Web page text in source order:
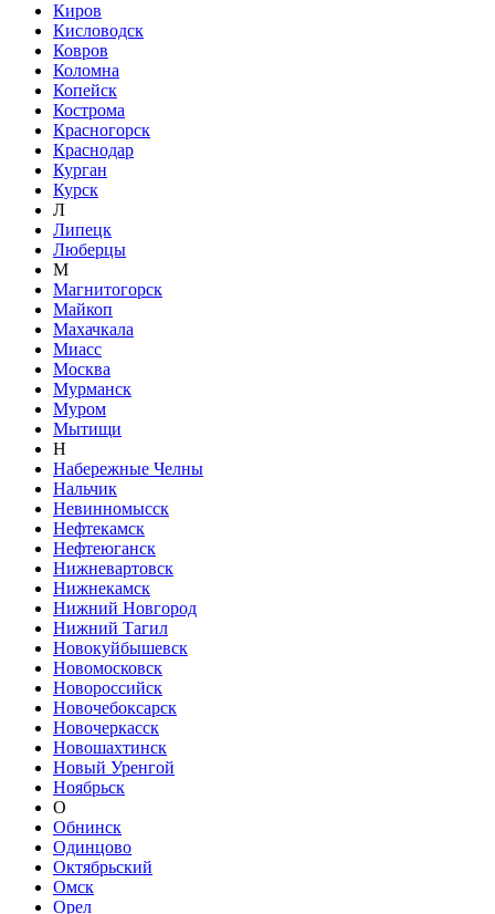
Киров
Кисловодск
Ковров
Коломна
Копейск
Кострома
Красногорск
Краснодар
Курган
Курск
Л
Липецк
Люберцы
М
Магнитогорск
Майкоп
Махачкала
Миасс
Москва
Мурманск
Муром
Мытищи
Н
Набережные Челны
Нальчик
Невинномысск
Нефтекамск
Нефтеюганск
Нижневартовск
Нижнекамск
Нижний Новгород
Нижний Тагил
Новокуйбышевск
Новомосковск
Новороссийск
Новочебоксарск
Новочеркасск
Новошахтинск
Новый Уренгой
Ноябрьск
О
Обнинск
Одинцово
Октябрьский
Омск
Орел